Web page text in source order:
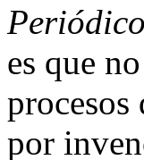
Periódico
es que
procesos
por